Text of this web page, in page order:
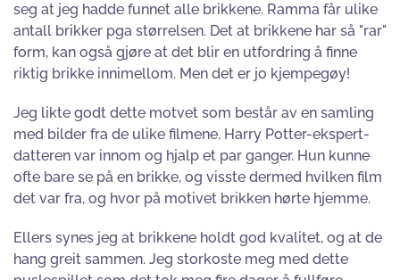
seg at jeg hadde funnet alle brikkene. Ramma får ulike
antall brikker pga størrelsen. Det at brikkene har så "rar"
form, kan også gjøre at det blir en utfordring å finne
riktig brikke innimellom. Men det er jo kjempegøy!
Jeg likte godt dette motvet som består av en samling
med bilder fra de ulike filmene. Harry Potter-ekspert-
datteren var innom og hjalp et par ganger. Hun kunne
ofte bare se på en brikke, og visste dermed hvilken film
det var fra, og hvor på motivet brikken hørte hjemme.
Ellers synes jeg at brikkene holdt god kvalitet, og at de
hang greit sammen. Jeg storkoste meg med dette